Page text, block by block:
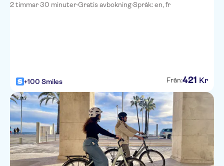
2 timmar 30 minuter·Gratis avbokning·Språk: en, fr
+100 Smiles Från:421 Kr